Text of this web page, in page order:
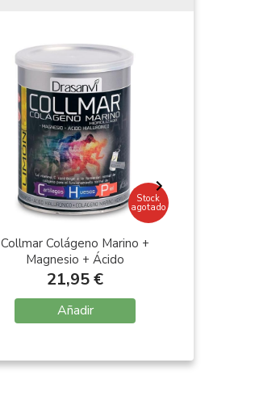
Stock
agotado
Collmar Colágeno Marino +
Magnesio + Ácido
Hialurónico Sabor Limón
300gr
21,95 €
Añadir